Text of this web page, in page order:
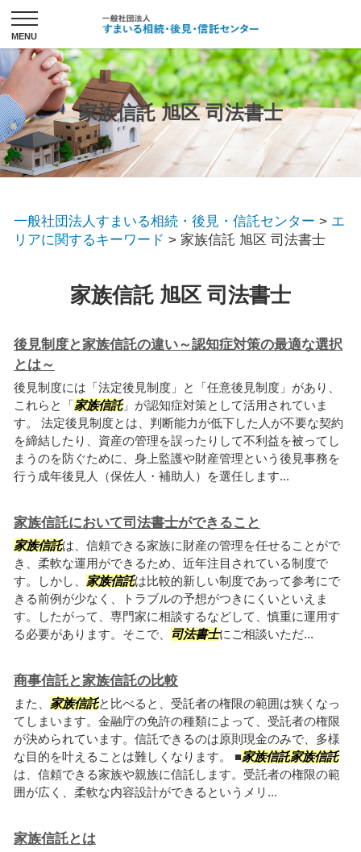
家族信託 旭区 司法書士
一般社団法人すまいる相続・後見・信託センター > エ
リアに関するキーワード > 家族信託 旭区 司法書士
家族信託 旭区 司法書士
後見制度と家族信託の違い～認知症対策の最適な選択
とは～
後見制度には「法定後見制度」と「任意後見制度」があり、
これらと「家族信託」が認知症対策として活用されていま
す。 法定後見制度とは、判断能力が低下した人が不要な契約
を締結したり、資産の管理を誤ったりして不利益を被ってし
まうのを防ぐために、身上監護や財産管理という後見事務を
行う成年後見人（保佐人・補助人）を選任します...
家族信託において司法書士ができること
家族信託は、信頼できる家族に財産の管理を任せることがで
き、柔軟な運用ができるため、近年注目されている制度で
す。しかし、 家族信託は比較的新しい制度であって参考にで
きる前例が少なく、トラブルの予想がつきにくいといえま
す。したがって、専門家に相談するなどして、慎重に運用す
る必要があります。そこで、
司法書士にご相談いただ...
商事信託と家族信託の比較
また、 家族信託と比べると、受託者の権限の範囲は狭くなっ
てしまいます。金融庁の免許の種類によって、受託者の権限
が決められています。信託できるのは原則現金のみで、多様
な目的を叶えることは難しくなります。 ■家族信託家族信託
は、信頼できる家族や親族に信託します。受託者の権限の範
囲が広く、柔軟な内容設計ができるというメリ...
家族信託とは